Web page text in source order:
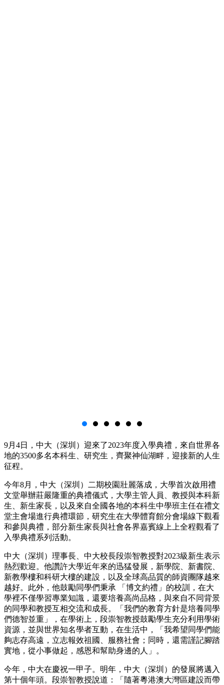
9月4日，中大（深圳）迎來了2023年度入學典禮，來自世界各
地的3500多名本科生、研究生，齊聚神仙湖畔，迎接新的人生
征程。
今年8月，中大（深圳）二期校園壯麗落成，大學首次啟用禮
文堂舉辦莊嚴隆重的典禮儀式，大學主管人員、教授與本科新
生、新生家長，以及來自全國各地的本科生中學班主任在禮文
堂主會場進行典禮環節，研究生在大學體育館分會場線下觀看
和參與典禮，部分新生家長與社會各界嘉賓線上上全程觀看了
入學典禮系列活動。
中大（深圳）理事長、中大校長段崇智教授對2023級新生表示
熱烈歡迎。他讚許大學近年來的迅猛發展，新學院、新書院、
新教學樓和科研大樓的建設，以及全球高品質的師資團隊越來
越好。此外，他鼓勵同學們秉承 「博文約禮」的校訓，在大
學裡不僅學習專業知識，還要培養高尚品格，與來自不同背景
的同學和教授互相交流和成長。「我們的教育方針是培養同學
們德智並重」，在學術上，段崇智教授鼓勵學生充分利用學術
資源，並與世界知名學者互動，在生活中，「我希望同學們能
夠志存高遠，立志報效祖國、服務社會；同時，還需謹記腳踏
實地，從小事做起，感恩和幫助身邊的人」。
今年，中大在慶祝一甲子。明年，中大（深圳）的發展將邁入
第十個年頭。段崇智教授說道：「隨著粵港澳大灣區建設而帶